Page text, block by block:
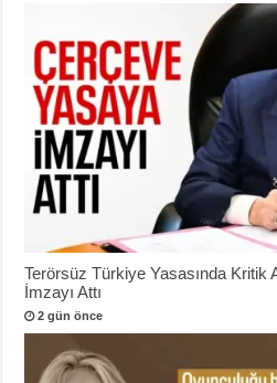
Terörsüz Türkiye Yasasında Kritik
İmzayı Attı
2 gün önce